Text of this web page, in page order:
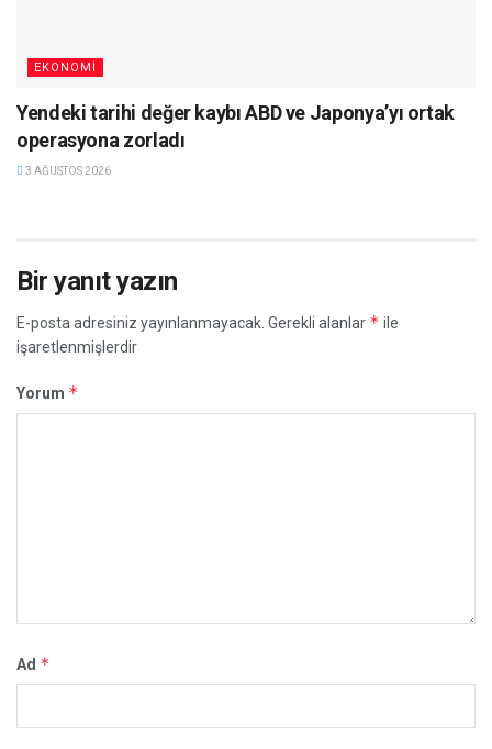
EKONOMI
Yendeki tarihi değer kaybı ABD ve Japonya’yı ortak
operasyona zorladı
3 AĞUSTOS 2026
Bir yanıt yazın
E-posta adresiniz yayınlanmayacak. Gerekli alanlar * ile
işaretlenmişlerdir
Yorum *
Ad *